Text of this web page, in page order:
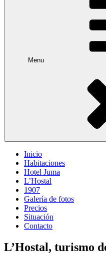
Menu
Inicio
Habitaciones
Hotel Juma
L’Hostal
1907
Galería de fotos
Precios
Situación
Contacto
L’Hostal, turismo